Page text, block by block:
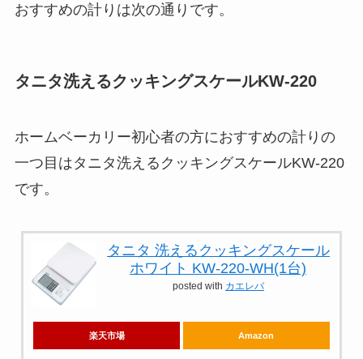
おすすめの計りは次の通りです。
タニタ洗えるクッキングスケールKW-220
ホームベーカリー初心者の方におすすめの計りの
一つ目はタニタ洗えるクッキングスケールKW-220
です。
タニタ 洗えるクッキングスケール
ホワイト KW-220-WH(1台)
posted with カエレバ
楽天市場 Amazon